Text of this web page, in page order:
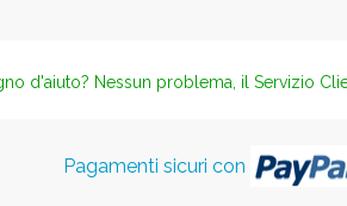
d'aiuto? Nessun problema, il Servizio
Pagamenti sicuri con